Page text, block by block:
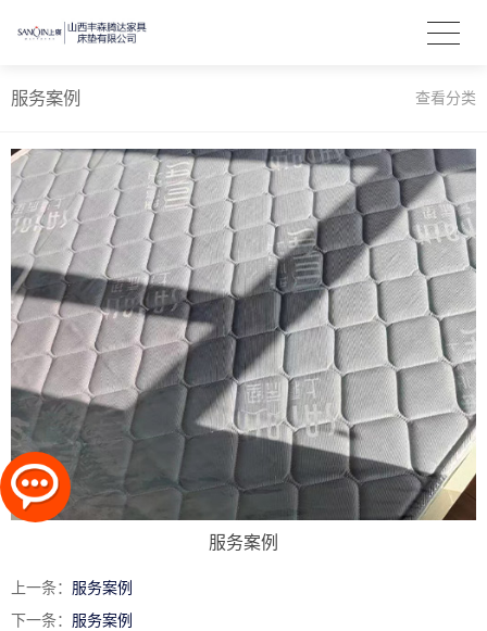
服务案例 查看分类
服务案例
上一条： 服务案例
下一条： 服务案例